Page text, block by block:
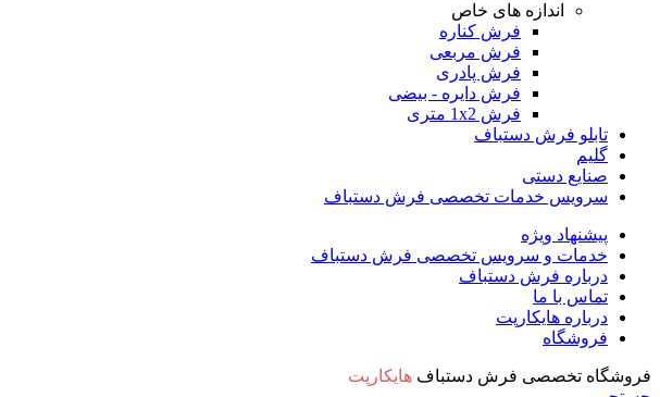
اندازه های خاص
فرش کناره
فرش مربعی
فرش پادری
فرش دایره - بیضی
فرش 1x2 متری
تابلو فرش دستباف
گلیم
صنایع دستی
سرویس خدمات تخصصی فرش دستباف
پیشنهاد ویژه
خدمات و سرویس تخصصی فرش دستباف
درباره فرش دستباف
تماس با ما
درباره هایکارپت
فروشگاه
فروشگاه تخصصی فرش دستباف هایکارپت